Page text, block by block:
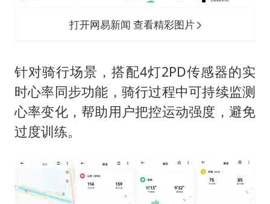
打开网易新闻 查看精彩图片
针对骑行场景，搭配4灯2PD传感器的实
时心率同步功能，骑行过程中可持续监测
心率变化，帮助用户把控运动强度，避免
过度训练。